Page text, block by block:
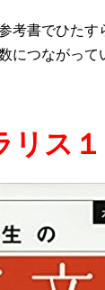
考書でひたす
につながって
リス１